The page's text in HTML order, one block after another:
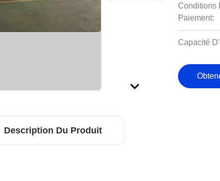
Conditions
Paiement:
Capacité
Description Du Produit